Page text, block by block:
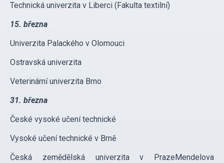
Technická univerzita v Liberci (Fakulta textilní)
15. března
Univerzita Palackého v Olomouci
Ostravská univerzita
Veterinární univerzita Brno
31. března
České vysoké učení technické
Vysoké učení technické v Brně
Česká zemědělská univerzita v PrazeMendelova